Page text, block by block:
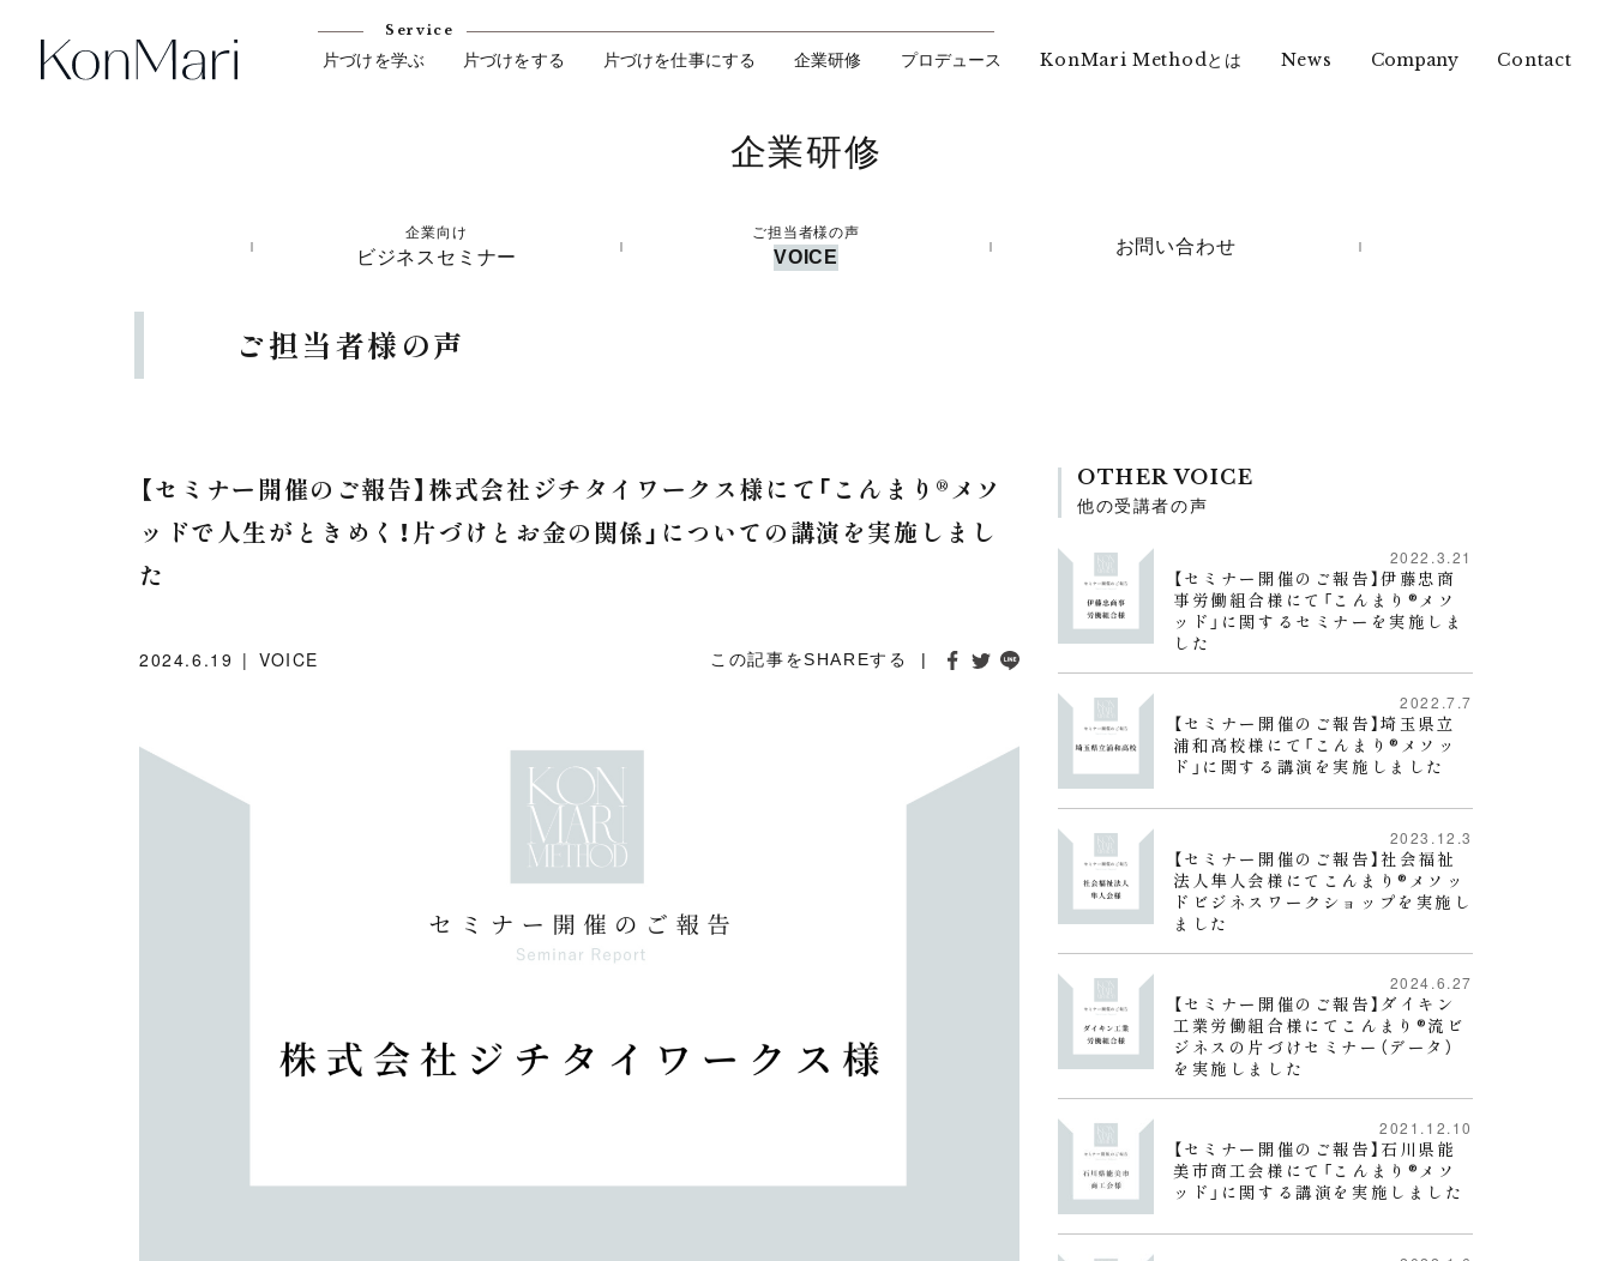
Service
片づけを学ぶ 片づけをする 片づけを仕事にする 企業研修 プロデュース KonMari Methodとは News Company Contact
企業研修
企業向け
ビジネスセミナー
ご担当者様の声
VOICE
お問い合わせ
ご担当者様の声
【セミナー開催のご報告】株式会社ジチタイワークス様にて「こんまり®︎メソ
ッドで人生がときめく！片づけとお金の関係」についての講演を実施しまし
た
2024.6.19 VOICE この記事をSHAREする
OTHER VOICE
他の受講者の声
2022.3.21
【セミナー開催のご報告】伊藤忠商
事労働組合様にて「こんまり®︎メソ
ッド」に関するセミナーを実施しま
した
2022.7.7
【セミナー開催のご報告】埼玉県立
浦和高校様にて「こんまり®︎メソッ
ド」に関する講演を実施しました
2023.12.3
【セミナー開催のご報告】社会福祉
法人隼人会様にてこんまり®メソッ
ドビジネスワークショップを実施し
ました
2024.6.27
【セミナー開催のご報告】ダイキン
工業労働組合様にてこんまり®︎流ビ
ジネスの片づけセミナー（データ）
を実施しました
2021.12.10
【セミナー開催のご報告】石川県能
美市商工会様にて「こんまり®︎メソ
ッド」に関する講演を実施しました